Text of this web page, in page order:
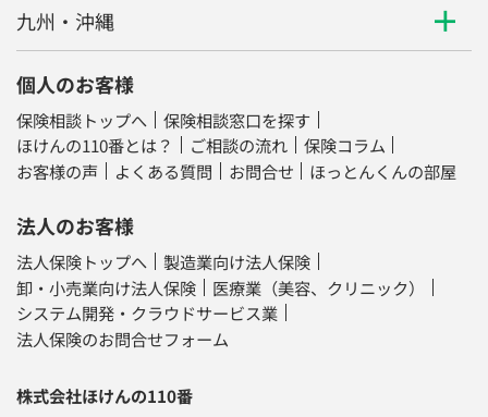
九州・沖縄
個人のお客様
保険相談トップへ
保険相談窓口を探す
ほけんの110番とは？
ご相談の流れ
保険コラム
お客様の声
よくある質問 お問合せ ほっとんくんの部屋
法人のお客様
法人保険トップへ
製造業向け法人保険
卸・小売業向け法人保険
医療業（美容、クリニック）
システム開発・クラウドサービス業
法人保険のお問合せフォーム
株式会社ほけんの110番